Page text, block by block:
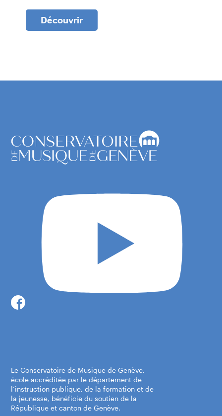
Découvrir
Le Conservatoire de Musique de Genève,
école accréditée par le département de
l’instruction publique, de la formation et de
la jeunesse, bénéficie du soutien de la
République et canton de Genève.